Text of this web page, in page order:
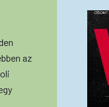
az